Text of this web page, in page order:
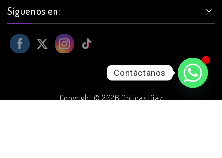
Síguenos en:
Copyright © 2026 Opticas Diaz
1
Contáctanos